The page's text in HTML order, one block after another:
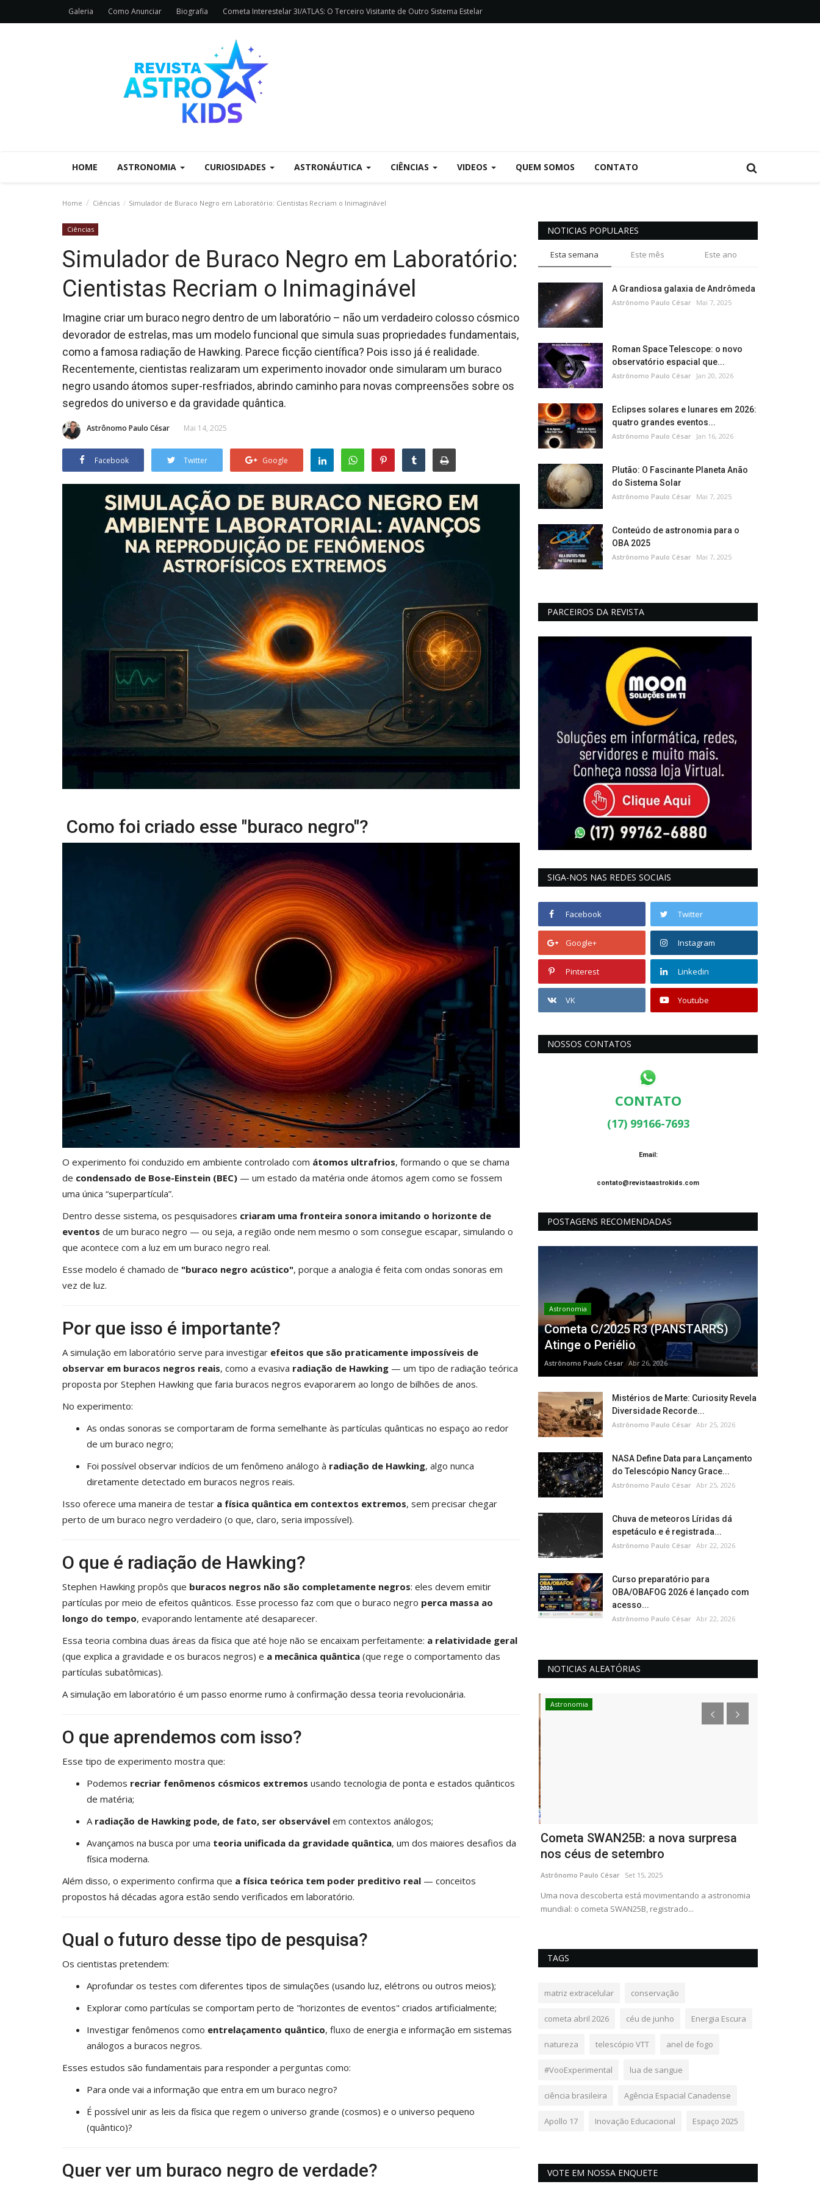
Galeria Como Anunciar Biografia Cometa Interestelar 3I/ATLAS: O Terceiro Visitante de Outro Sistema Estelar
HOME ASTRONOMIA CURIOSIDADES ASTRONÁUTICA CIÊNCIAS VIDEOS QUEM SOMOS CONTATO
Home Ciências Simulador de Buraco Negro em Laboratório: Cientistas Recriam o Inimaginável
Ciências
Simulador de Buraco Negro em Laboratório:
Cientistas Recriam o Inimaginável
Imagine criar um buraco negro dentro de um laboratório – não um verdadeiro colosso cósmico
devorador de estrelas, mas um modelo funcional que simula suas propriedades fundamentais,
como a famosa radiação de Hawking. Parece ficção científica? Pois isso já é realidade.
Recentemente, cientistas realizaram um experimento inovador onde simularam um buraco
negro usando átomos super-resfriados, abrindo caminho para novas compreensões sobre os
segredos do universo e da gravidade quântica.
Astrônomo Paulo César Mai 14, 2025
Facebook Twitter Google
Como foi criado esse "buraco negro"?
O experimento foi conduzido em ambiente controlado com átomos ultrafrios, formando o que se chama
de condensado de Bose-Einstein (BEC) — um estado da matéria onde átomos agem como se fossem
uma única “superpartícula”.
Dentro desse sistema, os pesquisadores criaram uma fronteira sonora imitando o horizonte de
eventos de um buraco negro — ou seja, a região onde nem mesmo o som consegue escapar, simulando o
que acontece com a luz em um buraco negro real.
Esse modelo é chamado de "buraco negro acústico", porque a analogia é feita com ondas sonoras em
vez de luz.
Por que isso é importante?
A simulação em laboratório serve para investigar efeitos que são praticamente impossíveis de
observar em buracos negros reais, como a evasiva radiação de Hawking — um tipo de radiação teórica
proposta por Stephen Hawking que faria buracos negros evaporarem ao longo de bilhões de anos.
No experimento:
As ondas sonoras se comportaram de forma semelhante às partículas quânticas no espaço ao redor
de um buraco negro;
Foi possível observar indícios de um fenômeno análogo à radiação de Hawking, algo nunca
diretamente detectado em buracos negros reais.
Isso oferece uma maneira de testar a física quântica em contextos extremos, sem precisar chegar
perto de um buraco negro verdadeiro (o que, claro, seria impossível).
O que é radiação de Hawking?
Stephen Hawking propôs que buracos negros não são completamente negros: eles devem emitir
partículas por meio de efeitos quânticos. Esse processo faz com que o buraco negro perca massa ao
longo do tempo, evaporando lentamente até desaparecer.
Essa teoria combina duas áreas da física que até hoje não se encaixam perfeitamente: a relatividade geral
(que explica a gravidade e os buracos negros) e a mecânica quântica (que rege o comportamento das
partículas subatômicas).
A simulação em laboratório é um passo enorme rumo à confirmação dessa teoria revolucionária.
O que aprendemos com isso?
Esse tipo de experimento mostra que:
Podemos recriar fenômenos cósmicos extremos usando tecnologia de ponta e estados quânticos
de matéria;
A radiação de Hawking pode, de fato, ser observável em contextos análogos;
Avançamos na busca por uma teoria unificada da gravidade quântica, um dos maiores desafios da
física moderna.
Além disso, o experimento confirma que a física teórica tem poder preditivo real — conceitos
propostos há décadas agora estão sendo verificados em laboratório.
Qual o futuro desse tipo de pesquisa?
Os cientistas pretendem:
Aprofundar os testes com diferentes tipos de simulações (usando luz, elétrons ou outros meios);
Explorar como partículas se comportam perto de "horizontes de eventos" criados artificialmente;
Investigar fenômenos como entrelaçamento quântico, fluxo de energia e informação em sistemas
análogos a buracos negros.
Esses estudos são fundamentais para responder a perguntas como:
Para onde vai a informação que entra em um buraco negro?
É possível unir as leis da física que regem o universo grande (cosmos) e o universo pequeno
(quântico)?
Quer ver um buraco negro de verdade?
NOTICIAS POPULARES
Esta semana Este mês Este ano
A Grandiosa galaxia de Andrômeda
Astrônomo Paulo César Mai 7, 2025
Roman Space Telescope: o novo
observatório espacial que...
Astrônomo Paulo César Jan 20, 2026
Eclipses solares e lunares em 2026:
quatro grandes eventos...
Astrônomo Paulo César Jan 16, 2026
Plutão: O Fascinante Planeta Anão
do Sistema Solar
Astrônomo Paulo César Mai 7, 2025
Conteúdo de astronomia para o
OBA 2025
Astrônomo Paulo César Mai 7, 2025
PARCEIROS DA REVISTA
SIGA-NOS NAS REDES SOCIAIS
Facebook Twitter
Google+ Instagram
Pinterest Linkedin
VK Youtube
NOSSOS CONTATOS
CONTATO
(17) 99166-7693
Email:
contato@revistaastrokids.com
POSTAGENS RECOMENDADAS
Astronomia
Cometa C/2025 R3 (PANSTARRS)
Atinge o Periélio
Astrônomo Paulo César Abr 26, 2026
Mistérios de Marte: Curiosity Revela
Diversidade Recorde...
Astrônomo Paulo César Abr 25, 2026
NASA Define Data para Lançamento
do Telescópio Nancy Grace...
Astrônomo Paulo César Abr 25, 2026
Chuva de meteoros Líridas dá
espetáculo e é registrada...
Astrônomo Paulo César Abr 22, 2026
Curso preparatório para
OBA/OBAFOG 2026 é lançado com
acesso...
Astrônomo Paulo César Abr 22, 2026
NOTICIAS ALEATÓRIAS
Solstício de Verão ocorre em 21 de
dezembro no Hemisfério...
Dez 19, 2025
No dia 21 de dezembro, ocorre um dos eventos
Mistérios de Marte: Curiosity Revela
O rover Curiosity, da NASA, acaba de atingir um novo
Astronomia
Cometa SWAN25B: a nova surpresa
nos céus de setembro
Astrônomo Paulo César Set 15, 2025
Uma nova descoberta está movimentando a astronomia
mundial: o cometa SWAN25B, registrado...
TAGS
matriz extracelular conservação
cometa abril 2026 céu de junho Energia Escura
natureza telescópio VTT anel de fogo
#VooExperimental lua de sangue
ciência brasileira Agência Espacial Canadense
Apollo 17 Inovação Educacional Espaço 2025
VOTE EM NOSSA ENQUETE